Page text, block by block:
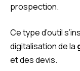
prospection.
Ce type d’outil
digitalisation de la
et des devis.